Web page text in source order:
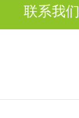
联系我们